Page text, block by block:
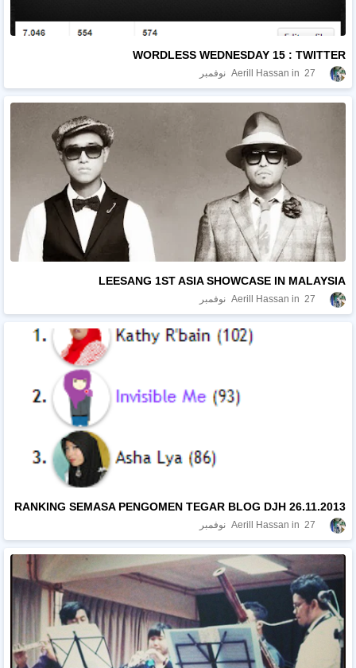
WORDLESS WEDNESDAY 15 : TWITTER
Aerill Hassan 27 نوفمبر
LEESANG 1ST ASIA SHOWCASE IN MALAYSIA
Aerill Hassan 27 نوفمبر
RANKING SEMASA PENGOMEN TEGAR BLOG DJH 26.11.2013
Aerill Hassan 27 نوفمبر